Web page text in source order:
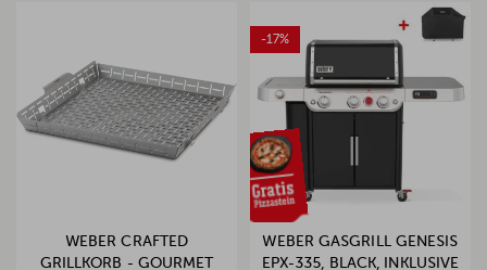
WEBER CRAFTED
GRILLKORB - GOURMET
-17%
WEBER GASGRILL GENESIS
EPX-335, BLACK, INKLUSIVE